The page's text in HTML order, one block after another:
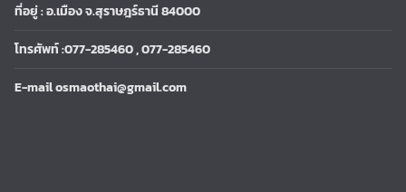
ที่อยู่ : อ.เมือง จ.สุราษฎร์ธานี 84000
โทรศัพท์ :077-285460 , 077-285460
E-mail osmaothai@gmail.com